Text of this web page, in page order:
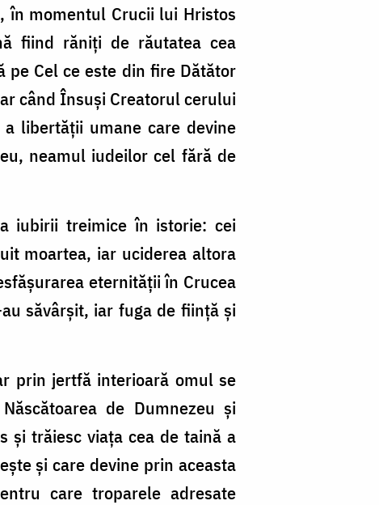
momentul Crucii lui Hristos
fiind răniţi de răutatea cea
pe Cel ce este din fire Dătător
când Însuşi Creatorul cerului
libertăţii umane care devine
neamul iudeilor cel fără de
iubirii treimice în istorie: cei
moartea, iar uciderea altora
eternităţii în Crucea
săvârşit, iar fuga de fiinţă şi
prin jertfă interioară omul se
de Dumnezeu şi
şi trăiesc viaţa cea de taină a
şi care devine prin aceasta
care troparele adresate